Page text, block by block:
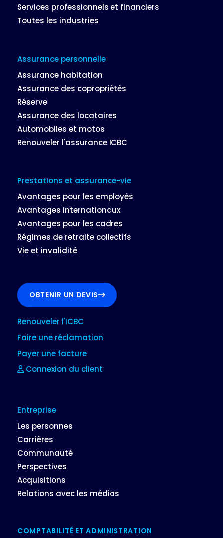
Services professionnels et financiers
Toutes les industries
Assurance personnelle
Assurance habitation
Assurance des copropriétés
Réserve
Assurance des locataires
Automobiles et motos
Renouveler l'assurance ICBC
Prestations et assurance-vie
Avantages pour les employés
Avantages internationaux
Avantages pour les cadres
Régimes de retraite collectifs
Vie et invalidité
OBTENIR UN DEVIS
Renouveler l'ICBC
Faire une réclamation
Payer une facture
Connexion du client
Entreprise
Les personnes
Carrières
Communauté
Perspectives
Acquisitions
Relations avec les médias
COMPTABILITÉ ET ADMINISTRATION